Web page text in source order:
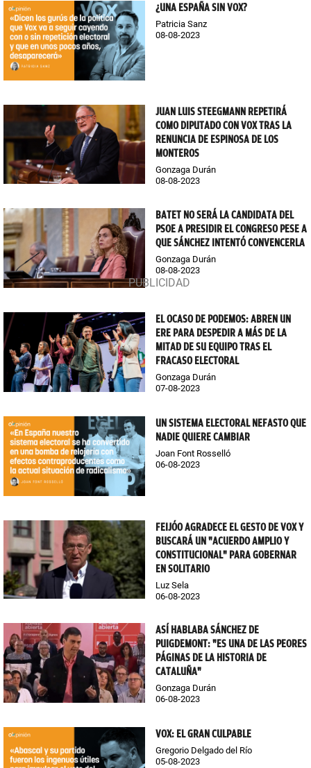
¿UNA ESPAÑA SIN VOX?
Patricia Sanz
08-08-2023
JUAN LUIS STEEGMANN REPETIRÁ
COMO DIPUTADO CON VOX TRAS LA
RENUNCIA DE ESPINOSA DE LOS
MONTEROS
Gonzaga Durán
08-08-2023
BATET NO SERÁ LA CANDIDATA DEL
PSOE A PRESIDIR EL CONGRESO PESE A
QUE SÁNCHEZ INTENTÓ CONVENCERLA
Gonzaga Durán
08-08-2023
EL OCASO DE PODEMOS: ABREN UN
ERE PARA DESPEDIR A MÁS DE LA
MITAD DE SU EQUIPO TRAS EL
FRACASO ELECTORAL
Gonzaga Durán
07-08-2023
UN SISTEMA ELECTORAL NEFASTO QUE
NADIE QUIERE CAMBIAR
Joan Font Rosselló
06-08-2023
FEIJÓO AGRADECE EL GESTO DE VOX Y
BUSCARÁ UN "ACUERDO AMPLIO Y
CONSTITUCIONAL" PARA GOBERNAR
EN SOLITARIO
Luz Sela
06-08-2023
ASÍ HABLABA SÁNCHEZ DE
PUIGDEMONT: "ES UNA DE LAS PEORES
PÁGINAS DE LA HISTORIA DE
CATALUÑA"
Gonzaga Durán
06-08-2023
VOX: EL GRAN CULPABLE
Gregorio Delgado del Río
05-08-2023